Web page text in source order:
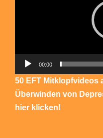
00:00
50 EFT Mitklopfvideos
Überwinden von
hier klicken!